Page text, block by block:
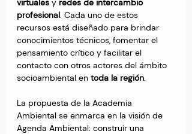
profesional . Cada uno de estos
recursos está diseñado para brindar
conocimientos técnicos, fomentar el
pensamiento crítico y facilitar el
contacto con otros actores del ámbito
socioambiental en toda la región
La propuesta de la Academia
Ambiental se enmarca en la visión de
Agenda Ambiental: construir una